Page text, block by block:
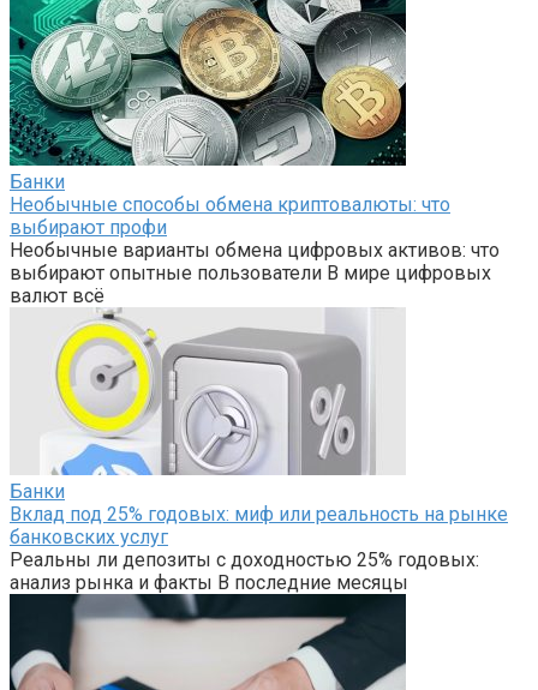
Банки
Необычные способы обмена криптовалюты: что
выбирают профи
Необычные варианты обмена цифровых активов: что
выбирают опытные пользователи В мире цифровых
валют всё
Банки
Вклад под 25% годовых: миф или реальность на рынке
банковских услуг
Реальны ли депозиты с доходностью 25% годовых:
анализ рынка и факты В последние месяцы